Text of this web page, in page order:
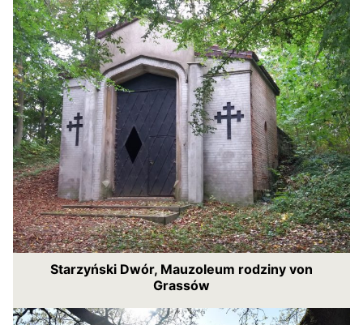
Starzyński Dwór, Mauzoleum rodziny von
Grassów